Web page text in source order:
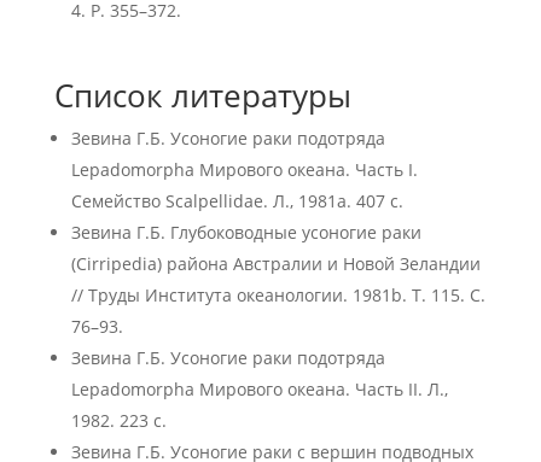
4. P. 355–372.
Список литературы
Зевина Г.Б. Усоногие раки подотряда
Lepadomorpha Мирового океана. Часть I.
Семейство Scalpellidae. Л., 1981a. 407 с.
Зевина Г.Б. Глубоководные усоногие раки
(Cirripedia) района Австралии и Новой Зеландии
// Труды Института океанологии. 1981b. Т. 115. С.
76–93.
Зевина Г.Б. Усоногие раки подотряда
Lepadomorpha Мирового океана. Часть II. Л.,
1982. 223 с.
Зевина Г.Б. Усоногие раки с вершин подводных